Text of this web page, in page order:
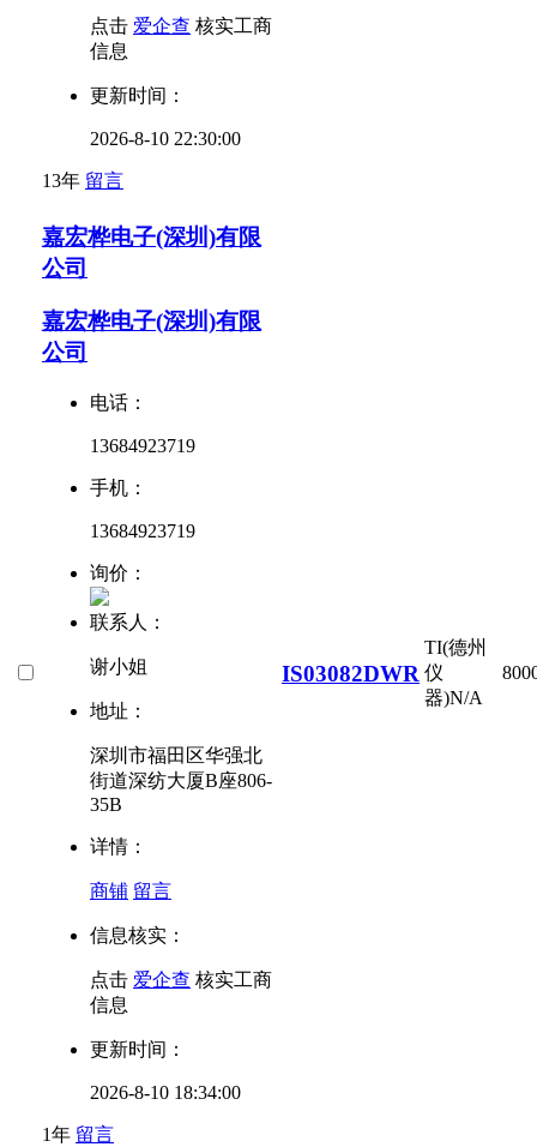
点击 爱企查 核实工商
信息
更新时间：
2026-8-10 22:30:00
13年 留言
嘉宏桦电子(深圳)有限
公司
嘉宏桦电子(深圳)有限
公司
电话：
13684923719
手机：
13684923719
询价：
联系人：
谢小姐
地址：
深圳市福田区华强北
街道深纺大厦B座806-
35B
详情：
商铺 留言
信息核实：
点击 爱企查 核实工商
信息
更新时间：
2026-8-10 18:34:00
1年 留言
IS03082DWR
TI(德州
仪
器)N/A